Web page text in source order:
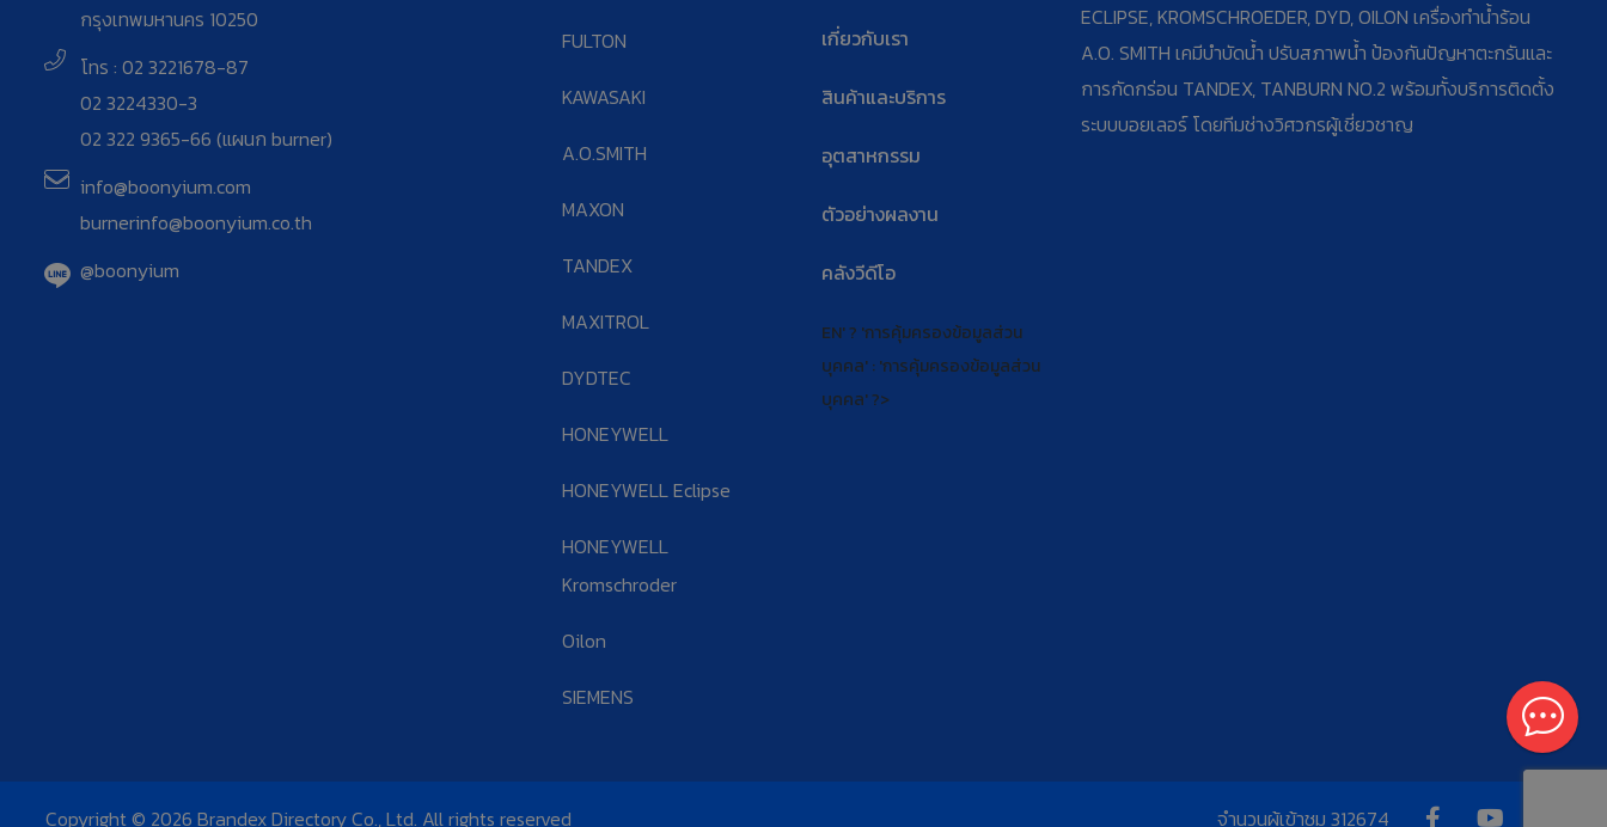
กรุงเทพมหานคร 10250
โทร : 02 3221678-87
02 3224330-3
02 322 9365-66 (แผนก burner)
info@boonyium.com
burnerinfo@boonyium.co.th
@boonyium
FULTON
KAWASAKI
A.O.SMITH
MAXON
TANDEX
MAXITROL
DYDTEC
HONEYWELL
HONEYWELL Eclipse
HONEYWELL
Kromschroder
Oilon
SIEMENS
เกี่ยวกับเรา
สินค้าและบริการ
อุตสาหกรรม
ตัวอย่างผลงาน
คลังวีดีโอ
EN' ? 'การคุ้มครองข้อมูลส่วน
บุคคล' : 'การคุ้มครองข้อมูลส่วน
บุคคล' ?>
ECLIPSE, KROMSCHROEDER, DYD, OILON เครื่องทำน้ำร้อน
A.O. SMITH เคมีบำบัดน้ำ ปรับสภาพน้ำ ป้องกันปัญหาตะกรันและ
การกัดกร่อน TANDEX, TANBURN NO.2 พร้อมทั้งบริการติดตั้ง
ระบบบอยเลอร์ โดยทีมช่างวิศวกรผู้เชี่ยวชาญ
Copyright © 2026 Brandex Directory Co., Ltd. All rights reserved จำนวนผู้เข้าชม 312674